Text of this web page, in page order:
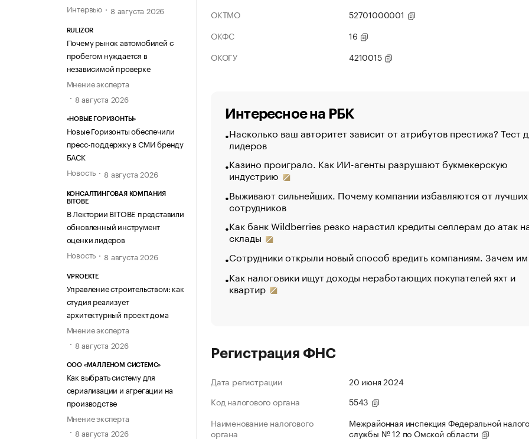
Интервью
8 августа 2026
RULIZOR
Почему рынок автомобилей с
пробегом нуждается в
независимой проверке
Мнение эксперта
8 августа 2026
«НОВЫЕ ГОРИЗОНТЫ»
Новые Горизонты обеспечили
пресс-поддержку в СМИ бренду
БАСК
Новость
8 августа 2026
КОНСАЛТИНГОВАЯ КОМПАНИЯ
BITOBE
В Лектории BITOBE представили
обновленный инструмент
оценки лидеров
Новость
8 августа 2026
VPROEKTE
Управление строительством: как
студия реализует
архитектурный проект дома
Мнение эксперта
8 августа 2026
ООО «МАЛЛЕНОМ СИСТЕМС»
Как выбрать систему для
сериализации и агрегации на
производстве
Мнение эксперта
8 августа 2026
ОКТМО
52701000001
ОКФС
16
ОКОГУ
4210015
Интересное на РБК
Насколько ваш авторитет зависит от атрибутов престижа? Тест
лидеров
Казино проиграло. Как ИИ-агенты разрушают букмекерскую
индустрию
Выживают сильнейших. Почему компании избавляются от лучших
сотрудников
Как банк Wildberries резко нарастил кредиты селлерам до атак
склады
Сотрудники открыли новый способ вредить компаниям. Зачем
Как налоговики ищут доходы неработающих покупателей яхт и
квартир
Регистрация ФНС
Дата регистрации
20 июня 2024
Код налогового органа
5543
Наименование налогового
органа
Межрайонная инспекция Федеральной
службы № 12 по Омской области